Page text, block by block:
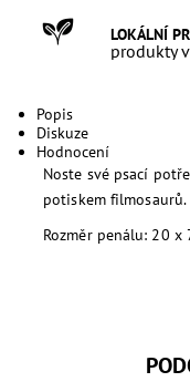
LOKÁLNÍ
produkty
Popis
Diskuze
Hodnocení
Noste své psací
potiskem filmosaurů.
Rozměr penálu: 20 x